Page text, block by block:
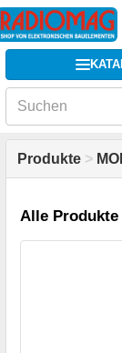
Produkte >
Alle Produkte